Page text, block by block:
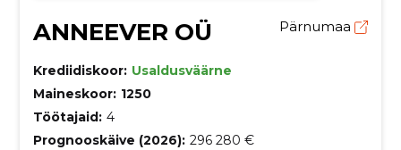
ANNEEVER OÜ Pärnumaa
Krediidiskoor: Usaldusväärne
Maineskoor: 1250
Töötajaid: 4
Prognooskäive (2026): 296 280 €